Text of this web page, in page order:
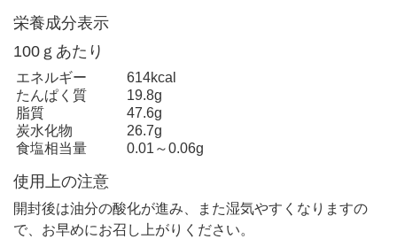
栄養成分表示
100ｇあたり
エネルギー
614kcal
たんぱく質
19.8g
脂質
47.6g
炭水化物
26.7g
食塩相当量
0.01～0.06g
使用上の注意
開封後は油分の酸化が進み、また湿気やすくなりますの
で、お早めにお召し上がりください。